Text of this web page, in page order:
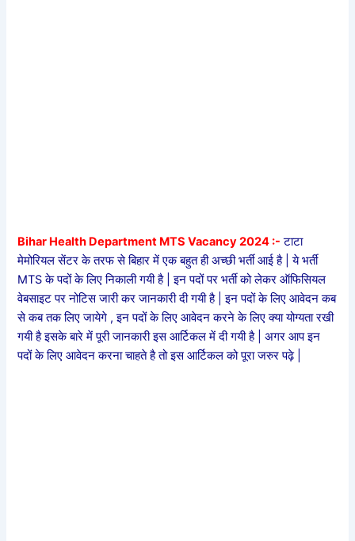
Bihar Health Department MTS Vacancy 2024 :- टाटा
मेमोरियल सेंटर के तरफ से बिहार में एक बहुत ही अच्छी भर्ती आई है | ये भर्ती
MTS के पदों के लिए निकाली गयी है | इन पदों पर भर्ती को लेकर ऑफिसियल
वेबसाइट पर नोटिस जारी कर जानकारी दी गयी है | इन पदों के लिए आवेदन कब
से कब तक लिए जायेगे , इन पदों के लिए आवेदन करने के लिए क्या योग्यता रखी
गयी है इसके बारे में पूरी जानकारी इस आर्टिकल में दी गयी है | अगर आप इन
पदों के लिए आवेदन करना चाहते है तो इस आर्टिकल को पूरा जरुर पढ़े |